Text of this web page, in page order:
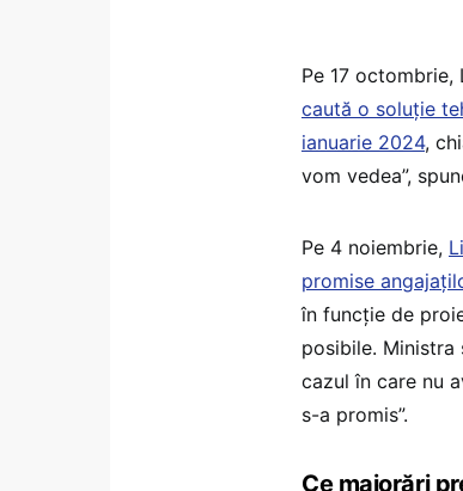
Pe 17
caută o soluție
ianuarie 2024,
vom vedea”,
Pe 4 noiembrie,
promise
în funcţie de
posibile. Ministra
cazul în care nu
s-a promis”.
Ce majorări